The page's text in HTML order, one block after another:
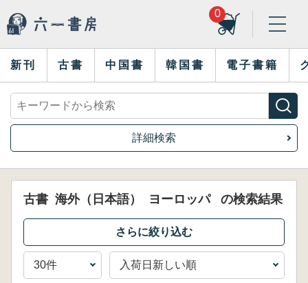
0
新刊 古書 中国書 韓国書 電子書籍
詳細検索
古書 海外（日本語） ヨーロッパ の検索結果